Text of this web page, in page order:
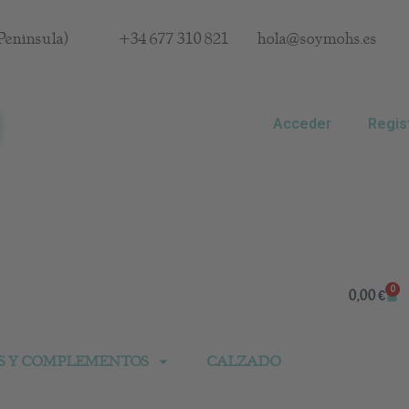
+34 677 310 821 hola@soymohs.es
Acceder
Y COMPLEMENTOS CALZADO
0,00€ 0